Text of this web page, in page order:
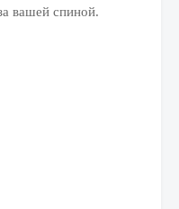
вашей спиной.